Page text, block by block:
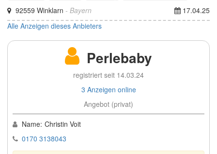
92559 Winklarn - Bayern
17.04.25
Alle Anzeigen dieses Anbieters
Perlebaby
registriert seit 14.03.24
3 Anzeigen online
Angebot (privat)
Name: Christin Voit
0170 3138043